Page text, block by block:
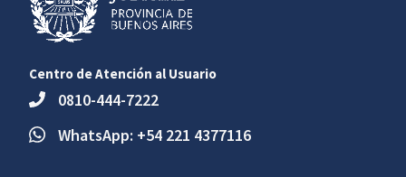
Centro de Atención al Usuario
0810-444-7222
WhatsApp: +54 221 4377116